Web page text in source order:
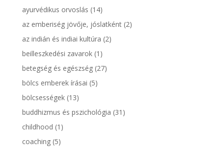
ayurvédikus orvoslás (14)
az emberiség jövője, jóslatként(2)
az indián és indiai kultúra (2)
beilleszkedési zavarok(1)
betegség és egészség(27)
bölcs emberek írásai (5)
bölcsességek(13)
buddhizmus és pszichológia (31)
childhood (1)
coaching(5)